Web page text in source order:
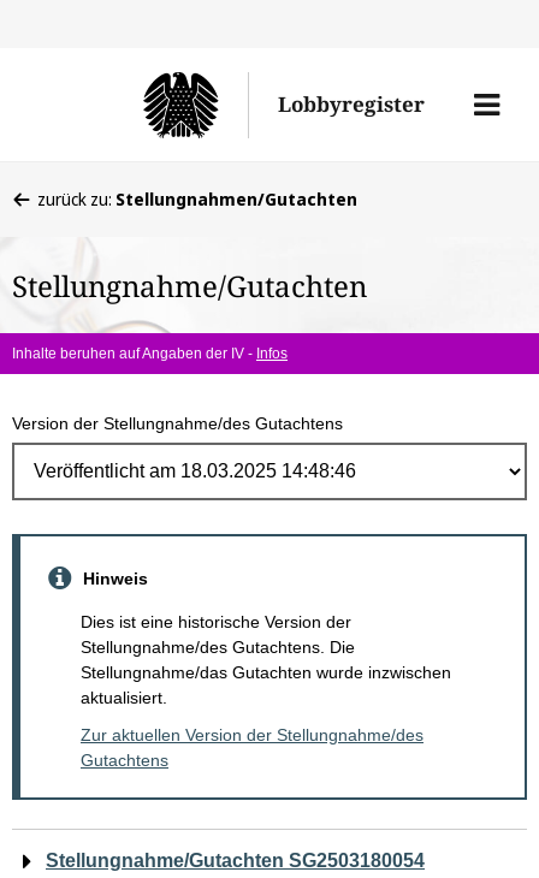
Lobbyregister
Menü
befinden
hier:
zurück zu: Stellungnahmen/Gutachten
Stellungnahme/Gutachten
Inhalte beruhen auf Angaben der IV - Infos
Version der Stellungnahme/des Gutachtens
Hinweis
Dies ist eine historische Version der
Stellungnahme/des Gutachtens. Die
Stellungnahme/das Gutachten wurde inzwischen
aktualisiert.
Zur aktuellen Version der Stellungnahme/des
Gutachtens
Navigation
Stellungnahme/Gutachten SG2503180054